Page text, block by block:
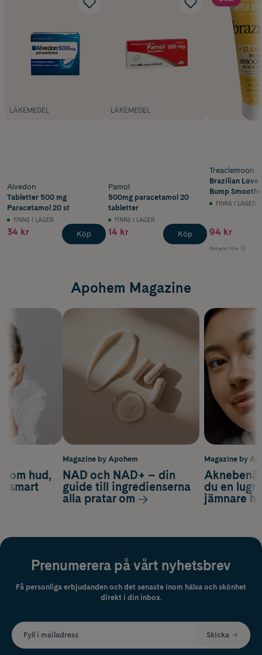
LÄKEMEDEL
Alvedon
Tabletter 500 mg
Paracetamol 20 st
FINNS I LAGER
34 kr Köp
LÄKEMEDEL
Pamol
500mg paracetamol 20
tabletter
FINNS I LAGER
14 kr Köp
Treaclemoon
Brazilian Love
Bump
Scrub 200 g
FINNS I LAGER
94 kr
Ord.pris 111 kr
Apohem Magazine
Magazine by
du en
jämnare
om hud,
smart
Magazine by Apohem
NAD och NAD+ – din
guide till ingredienserna
alla pratar om
Prenumerera på vårt nyhetsbrev
Få personliga erbjudanden och det senaste inom hälsa och skönhet
direkt i din inbox.
Fyll i mailadress Skicka